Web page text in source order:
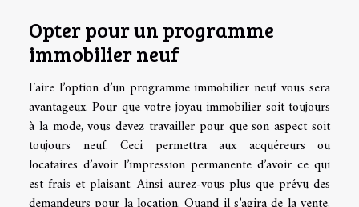
Opter pour un programme
immobilier neuf
Faire l’option d’un programme immobilier neuf vous sera
avantageux. Pour que votre joyau immobilier soit toujours
à la mode, vous devez travailler pour que son aspect soit
toujours neuf. Ceci permettra aux acquéreurs ou
locataires d’avoir l’impression permanente d’avoir ce qui
est frais et plaisant. Ainsi aurez-vous plus que prévu des